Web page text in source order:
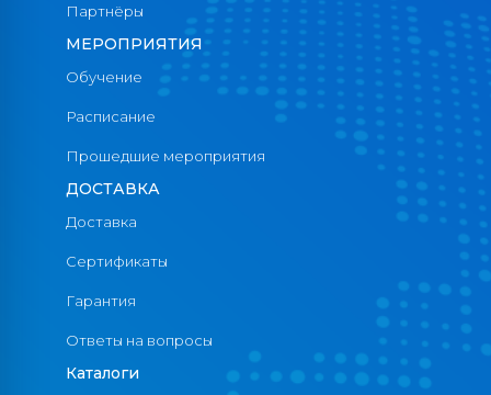
Партнёры
МЕРОПРИЯТИЯ
Обучение
Расписание
Прошедшие мероприятия
ДОСТАВКА
Доставка
Сертификаты
Гарантия
Ответы на вопросы
Каталоги